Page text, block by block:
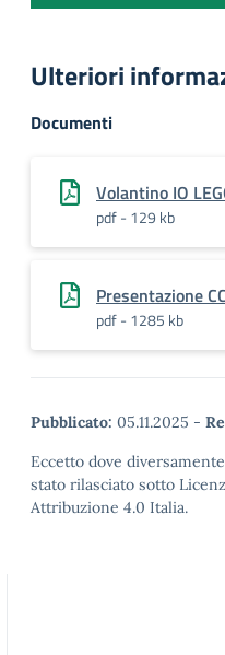
Ulteriori
Documenti
Volantino IO
pdf - 129 kb
Presentazione
pdf - 1285 kb
Pubblicato: 05.11.2025 -
Eccetto dove
stato rilasciato sotto
Attribuzione 4.0 Italia.